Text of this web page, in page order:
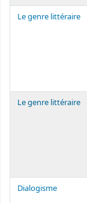
Le genre littéraire
Le genre littéraire
Dialogisme